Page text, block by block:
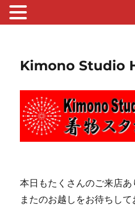
Kimono Studio
本日もたくさんのご来店あ
またのお越しをお待ちして